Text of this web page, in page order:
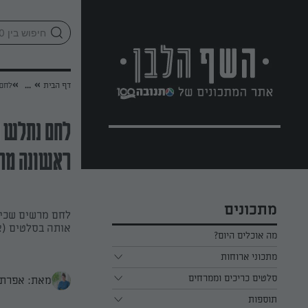
מתכונים
מה אוכלים היום?
מתכוני ארוחות
ארוחת בוקר
ארוחת צהריים
סלטים כריכים וממרחים
כל הסלטים כריכים וממרחים
תוספות
דף הבית »
...
»
לחם נתלש
ראשונה
לחם מרשים
אותה בסלטים
מאת: